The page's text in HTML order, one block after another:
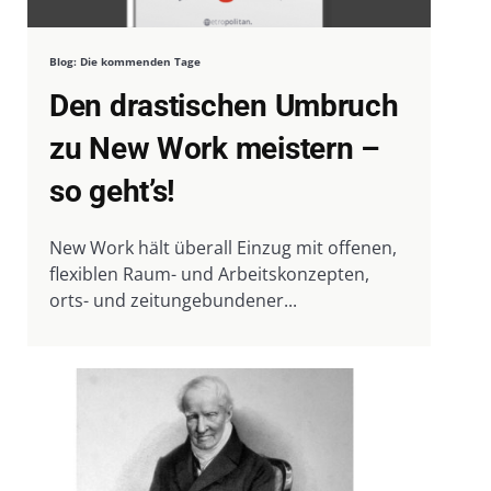
Blog: Die kommenden Tage
Den drastischen Umbruch
zu New Work meistern –
so geht’s!
New Work hält überall Einzug mit offenen,
flexiblen Raum- und Arbeitskonzepten,
orts- und zeitungebundener...